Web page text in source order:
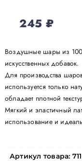
245 ₽
Воздушные шары из
искусственных добавок.
Для производства
используется только
обладает плотной
Мягкий и эластичный
использование и
Артикул товара: